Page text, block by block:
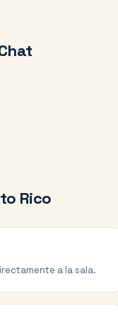
Rico
a la sala.